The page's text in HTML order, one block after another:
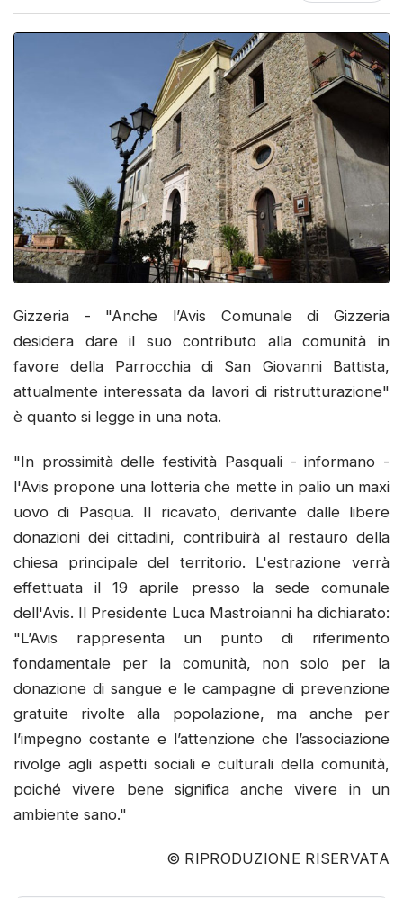
Gizzeria - "Anche l’Avis Comunale di Gizzeria
desidera dare il suo contributo alla comunità in
favore della Parrocchia di San Giovanni Battista,
attualmente interessata da lavori di ristrutturazione"
è quanto si legge in una nota.
"In prossimità delle festività Pasquali - informano -
l'Avis propone una lotteria che mette in palio un maxi
uovo di Pasqua. Il ricavato, derivante dalle libere
donazioni dei cittadini, contribuirà al restauro della
chiesa principale del territorio. L'estrazione verrà
effettuata il 19 aprile presso la sede comunale
dell'Avis. Il Presidente Luca Mastroianni ha dichiarato:
"L’Avis rappresenta un punto di riferimento
fondamentale per la comunità, non solo per la
donazione di sangue e le campagne di prevenzione
gratuite rivolte alla popolazione, ma anche per
l’impegno costante e l’attenzione che l’associazione
rivolge agli aspetti sociali e culturali della comunità,
poiché vivere bene significa anche vivere in un
ambiente sano."
© RIPRODUZIONE RISERVATA